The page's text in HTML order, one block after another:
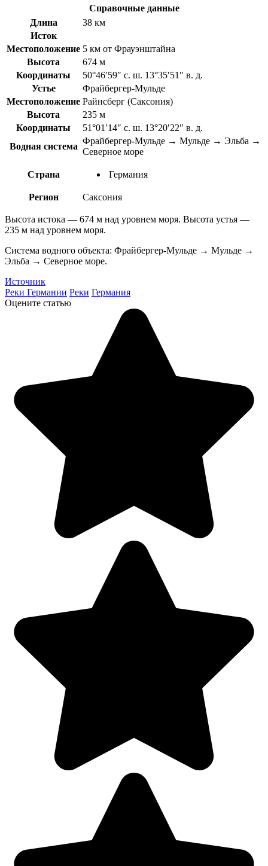
Справочные данные
Длина
38 км
Исток
Местоположение 5 км от Фрауэнштайна
Высота
674 м
Координаты
50°46′59″ с. ш. 13°35′51″ в. д.
Устье
Фрайбергер-Мульде
Местоположение Райнсберг (Саксония)
Высота
235 м
Координаты
51°01′14″ с. ш. 13°20′22″ в. д.
Водная система
Фрайбергер-Мульде → Мульде → Эльба →
Северное море
Страна Германия
Регион Саксония
Высота истока — 674 м над уровнем моря. Высота устья —
235 м над уровнем моря.
Система водного объекта: Фрайбергер-Мульде → Мульде →
Эльба → Северное море.
Источник
Реки Германии Реки Германия
Оцените статью